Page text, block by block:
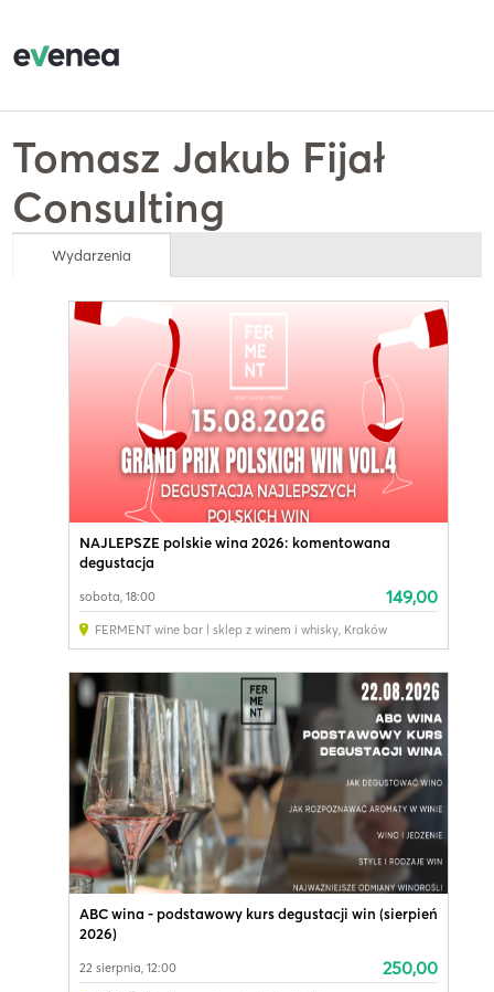
Tomasz Jakub Fijał
Consulting
Wydarzenia
NAJLEPSZE polskie wina 2026: komentowana
degustacja
sobota, 18:00 149,00
FERMENT wine bar | sklep z winem i whisky, Kraków
ABC wina - podstawowy kurs degustacji win (sierpień
2026)
22 sierpnia, 12:00 250,00